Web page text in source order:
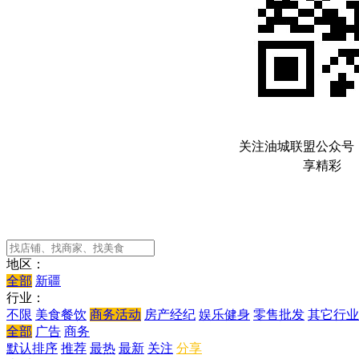
关注油城联盟公众号
享精彩
地区：
全部 新疆
行业：
不限 美食餐饮 商务活动 房产经纪 娱乐健身 零售批发 其它行业
全部 广告 商务
默认排序 推荐 最热 最新 关注 分享